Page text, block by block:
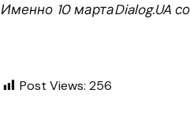
Именно 10 мартаDialog.UA
Post Views: 256